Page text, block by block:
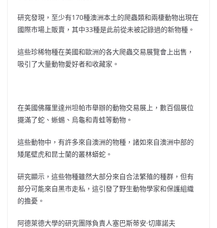
研究發現，至少有170種澳洲本土的爬蟲類和兩棲動物出現在
國際市場上販賣，其中33種是此前從未被記錄過的新物種。
這些珍稀物種在美國和歐洲的各大爬蟲交易展覽會上出售，
吸引了大量動物愛好者和收藏家。
在美國佛羅里達州坦帕市舉辦的動物交易展上，數百個展位
擺滿了蛇、蜥蜴、烏龜和青蛙等動物。
這些動物中，有許多來自澳洲的物種，諸如來自澳洲中部的
矮尾壁虎和昆士蘭的叢林蟒蛇。
研究顯示，這些物種雖然大部分來自合法繁殖的種群，但有
部分可能來自黑市走私，這引發了野生動物學家和保護組織
的擔憂。
阿德萊德大學的研究團隊負責人塞巴斯蒂安·切庫諾夫